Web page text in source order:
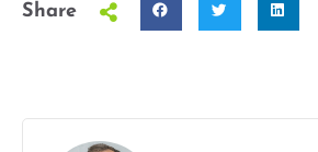
Share